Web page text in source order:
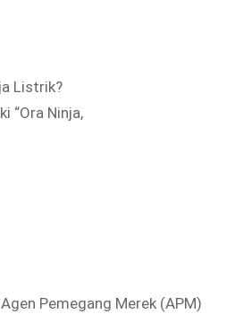
Agen Pemegang Merek (APM)